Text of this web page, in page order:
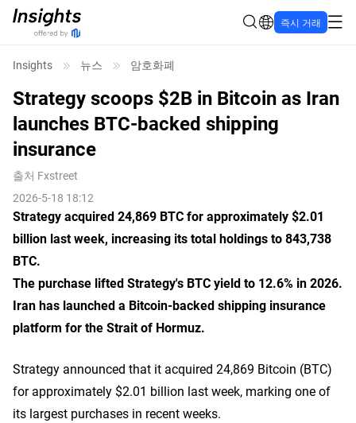
즉시 거래
Insights 뉴스 암호화폐
Strategy scoops $2B in Bitcoin as Iran
launches BTC-backed shipping
insurance
출처 Fxstreet
2026-5-18 18:12
Strategy acquired 24,869 BTC for approximately $2.01
billion last week, increasing its total holdings to 843,738
BTC.
The purchase lifted Strategy's BTC yield to 12.6% in 2026.
Iran has launched a Bitcoin-backed shipping insurance
platform for the Strait of Hormuz.
Strategy announced that it acquired 24,869 Bitcoin (BTC)
for approximately $2.01 billion last week, marking one of
its largest purchases in recent weeks.